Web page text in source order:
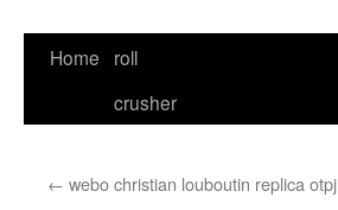
Home
roll
crusher
← webo christian louboutin replica otpj